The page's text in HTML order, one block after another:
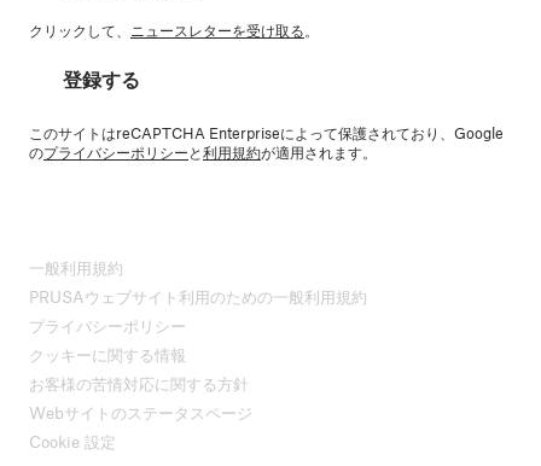
クリックして、 ニュースレターを受け取る。
登録する
このサイトはreCAPTCHA Enterpriseによって保護されており、Google
のプライバシーポリシーと利用規約が適用されます。
一般利用規約
PRUSAウェブサイト利用のための一般利用規約
プライバシーポリシー
クッキーに関する情報
お客様の苦情対応に関する方針
Webサイトのステータスページ
Cookie 設定